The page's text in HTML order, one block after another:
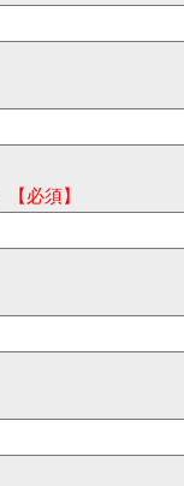
【必須】